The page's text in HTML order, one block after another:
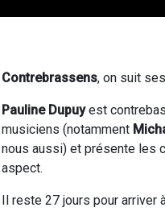
Contrebrassens, on suit
Pauline Dupuyest
musiciens (notamment
nous aussi) et présente les
aspect.
Il reste 27 jours pour arriver